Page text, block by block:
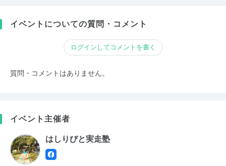
イベントについての質問・コメント
ログインしてコメントを書く
質問・コメントはありません。
イベント主催者
はしりびと実走塾